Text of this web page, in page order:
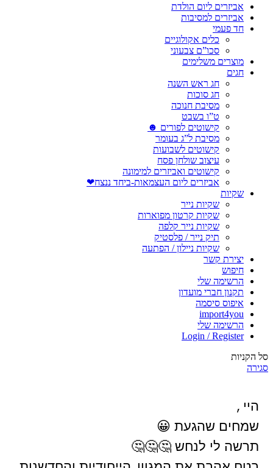
אביזרים ליום הולדת
אביזרים למסיבות
חד פעמי
כלים אקולוגיים
סכו”ם צבעוני
מוצרים משלימים
חגים
חג ראש השנה
חג סוכות
מסיבת חנוכה
ט”ו בשבט
קישוטים לפורים ☻
מסיבת ל”ג בעומר
קישוטים לשבועות
עיצוב שולחן פסח
קישוטים ואביזרים למימונה
אביזרים ליום העצמאות-ביחד ננצח❤
שקיות
שקיות נייר
שקיות קרטון מפוארות
שקיות נייר קלפה
תיק נייר / פלסטיק
שקיות ניילון / הפתעה
יצירת קשר
חיפוש
הרשימה שלי
תקנון חברי מועדון
איפוס סיסמה
import4you
הרשימה שלי
Login / Register
סל הקניות
סגירה
היי ,
שמחים שהגעת 😀
תרשה לי לנחש 🤔🤔🤔